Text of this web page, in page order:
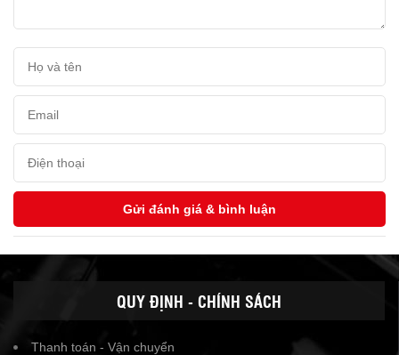
QUY ĐỊNH - CHÍNH SÁCH
Thanh toán - Vận chuyển